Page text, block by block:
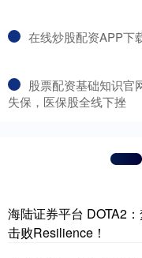
在线炒股配资APP下
股票配资基础知识官
失保，医保股全线下挫
海陆证券平台 DOTA2
击败Resilience！